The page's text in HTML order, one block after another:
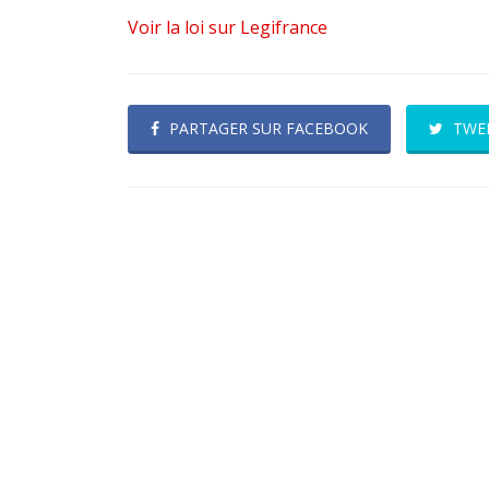
Voir la loi sur Legifrance
PARTAGER SUR FACEBOOK